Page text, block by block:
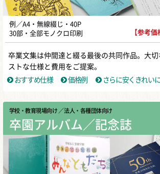
例／A4・無線綴じ・40P
30部・全部モノクロ印刷
【参考
卒業文集は仲間達と綴る最後の共同作品。大
ストな仕様と費用をご提案。
おすすめ仕様
価格例 さらに安くきれいに
学校・教育現場向け ／ 法人・各種団体向け
卒園アルバム／記念誌